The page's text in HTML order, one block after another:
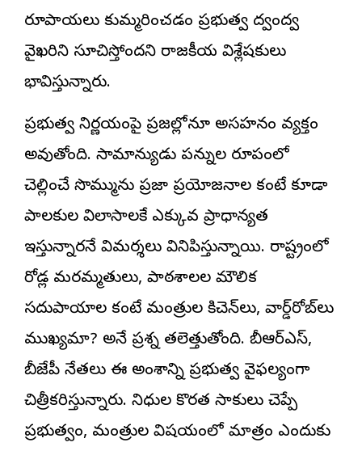
రూపాయలు కుమ్మరించడం ప్రభుత్వ ద్వంద్వ
వైఖరిని సూచిస్తోందని రాజకీయ విశ్లేషకులు
భావిస్తున్నారు.
ప్రభుత్వ నిర్ణయంపై ప్రజల్లోనూ అసహనం వ్యక్తం
అవుతోంది. సామాన్యుడు పన్నుల రూపంలో
చెల్లించే సొమ్మును ప్రజా ప్రయోజనాల కంటే కూడా
పాలకుల విలాసాలకే ఎక్కువ ప్రాధాన్యత
ఇస్తున్నారనే విమర్శలు వినిపిస్తున్నాయి. రాష్ట్రంలో
రోడ్ల మరమ్మతులు, పాఠశాలల మౌలిక
సదుపాయాల కంటే మంత్రుల కిచెన్‌లు, వార్డ్‌రోబ్‌లు
ముఖ్యమా? అనే ప్రశ్న తలెత్తుతోంది. బీఆర్ఎస్,
బీజేపీ నేతలు ఈ అంశాన్ని ప్రభుత్వ వైఫల్యంగా
చిత్రీకరిస్తున్నారు. నిధుల కొరత సాకులు చెప్పే
ప్రభుత్వం, మంత్రుల విషయంలో మాత్రం ఎందుకు